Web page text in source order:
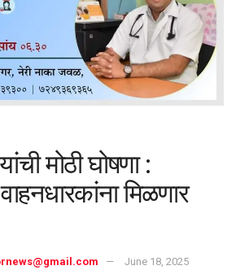
मोठी घोषणा :
वाहनधारकांना मिळणार
June 18, 2025